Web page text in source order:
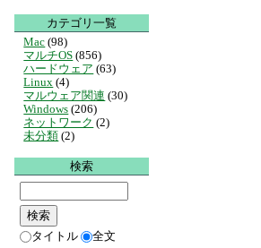
カテゴリ一覧
Mac (98)
マルチOS (856)
ハードウェア (63)
Linux (4)
マルウェア関連 (30)
Windows (206)
ネットワーク (2)
未分類 (2)
検索
タイトル 全文